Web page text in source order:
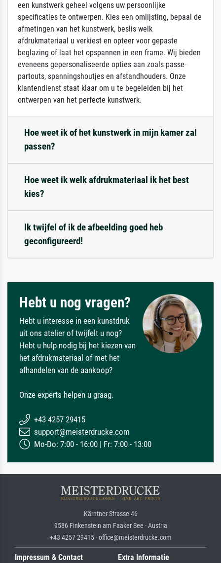
een kunstwerk geheel volgens uw persoonlijke
specificaties te ontwerpen. Kies een omlijsting, bepaal de
afmetingen van het kunstwerk, beslis welk
afdrukmateriaal u verkiest en opteer voor gepaste
beglazing of laat het opspannen in een frame. Wij bieden
eveneens gepersonaliseerde opties aan zoals passe-
partouts, spanningshoutjes en afstandhouders. Onze
klantendienst staat klaar om u te begeleiden bij het
ontwerpen van het perfecte kunstwerk.
Hoe weet ik of het kunstwerk in mijn kamer zal
passen?
Hoe weet ik welk afdrukmateriaal ik het best
kies?
Ik twijfel of ik de afbeelding goed heb
geconfigureerd!
Hebt u nog vragen?
Hebt u interesse in een kunstdruk
uit ons atelier of twijfelt u nog?
Hebt u hulp nodig bij het kiezen van
het afdrukmateriaal of met het
afhandelen van de aankoop?
Onze experts helpen u graag.
+43 4257 29415
support@meisterdrucke.com
Mo-Do: 7:00 - 16:00 | Fr: 7:00 - 13:00
Kärntner Strasse 46
9586 Finkenstein am Faaker See · Austria
+43 4257 29415 · office@meisterdrucke.com
Impressum & Contact Extra Informatie